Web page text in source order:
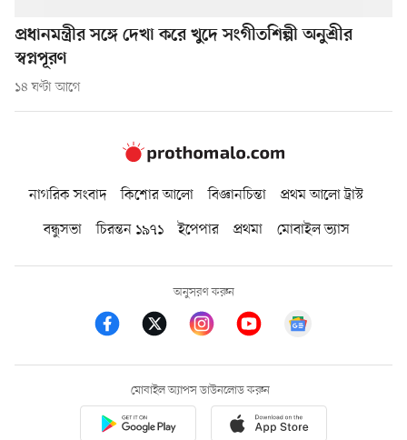
প্রধানমন্ত্রীর সঙ্গে দেখা করে খুদে সংগীতশিল্পী অনুশ্রীর
স্বপ্নপূরণ
১৪ ঘণ্টা আগে
নাগরিক সংবাদ কিশোর আলো বিজ্ঞানচিন্তা
প্রথম আলো ট্রাস্ট
বন্ধুসভা
চিরন্তন ১৯৭১ ইপেপার প্রথমা মোবাইল ভ্যাস
অনুসরণ করুন
মোবাইল অ্যাপস ডাউনলোড করুন